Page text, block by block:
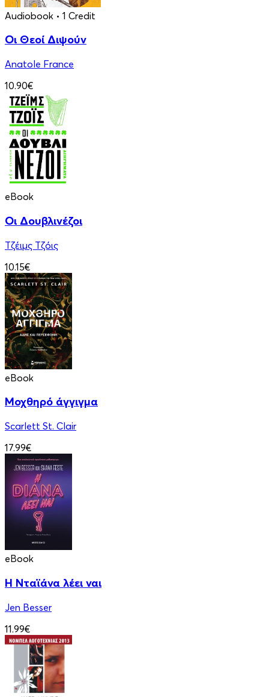
Audiobook • 1 Credit
Οι Θεοί Διψούν
Anatole France
10.90€
eBook
Οι Δουβλινέζοι
Τζέιμς Τζόις
10.15€
eBook
Μοχθηρό άγγιγμα
Scarlett St. Clair
17.99€
eBook
Η Νταϊάνα λέει ναι
Jen Besser
11.99€